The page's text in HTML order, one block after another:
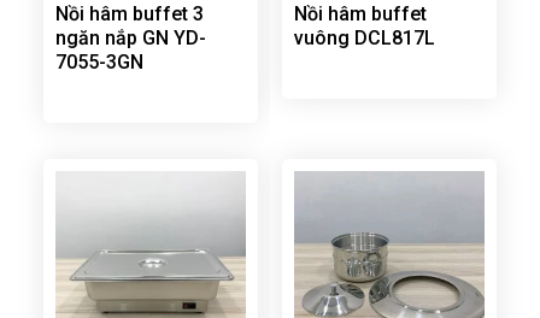
Nồi hâm buffet 3
ngăn nắp GN YD-
7055-3GN
Nồi hâm buffet
vuông DCL817L